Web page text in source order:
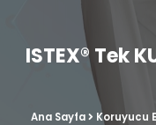
ISTEX® Tek
Ana Sayfa Koruyucu